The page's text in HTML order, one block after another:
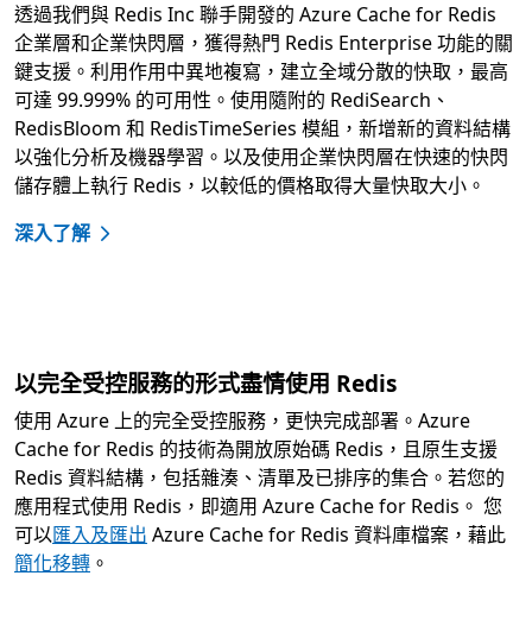
透過我們與 Redis Inc 聯手開發的 Azure Cache for Redis
企業層和企業快閃層，獲得熱門 Redis Enterprise 功能的關
鍵支援。利用作用中異地複寫，建立全域分散的快取，最高
可達 99.999% 的可用性。使用隨附的 RediSearch、
RedisBloom 和 RedisTimeSeries 模組，新增新的資料結構
以強化分析及機器學習。以及使用企業快閃層在快速的快閃
儲存體上執行 Redis，以較低的價格取得大量快取大小。
深入了解
以完全受控服務的形式盡情使用 Redis
使用 Azure 上的完全受控服務，更快完成部署。Azure
Cache for Redis 的技術為開放原始碼 Redis，且原生支援
Redis 資料結構，包括雜湊、清單及已排序的集合。若您的
應用程式使用 Redis，即適用 Azure Cache for Redis。 您
可以匯入及匯出 Azure Cache for Redis 資料庫檔案，藉此
簡化移轉 。